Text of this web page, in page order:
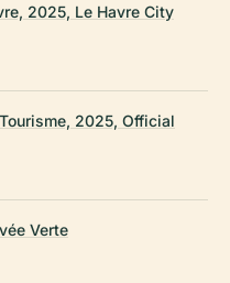
2025, Le Havre City
2025, Official
Verte